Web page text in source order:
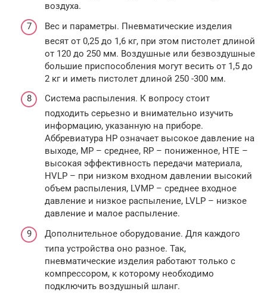
воздуха.
Вес и параметры. Пневматические изделия
весят от 0,25 до 1,6 кг, при этом пистолет длиной
от 120 до 250 мм. Воздушные или безвоздушные
большие приспособления могут весить от 1,5 до
2 кг и иметь пистолет длиной 250 -300 мм.
Система распыления. К вопросу стоит
подходить серьезно и внимательно изучить
информацию, указанную на приборе.
Аббревиатура НР означает высокое давление на
выходе, МР – среднее, RP – пониженное, НТЕ –
высокая эффективность передачи материала,
HVLP – при низком входном давлении высокий
объем распыления, LVMP – среднее входное
давление и низкое распыление, LVLP – низкое
давление и малое распыление.
Дополнительное оборудование. Для каждого
типа устройства оно разное. Так,
пневматические изделия работают только с
компрессором, к которому необходимо
подключить воздушный шланг.